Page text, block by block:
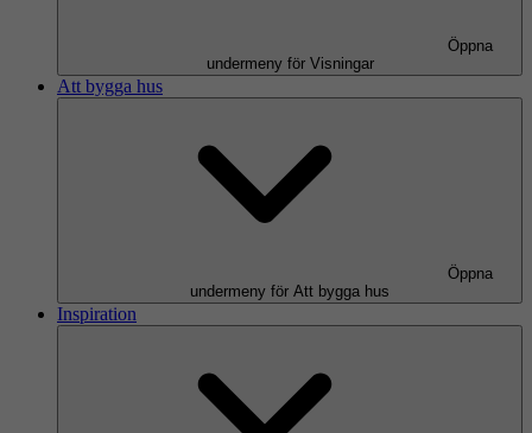
Öppna
undermeny för Visningar
Att bygga hus
Öppna
undermeny för Att bygga hus
Inspiration